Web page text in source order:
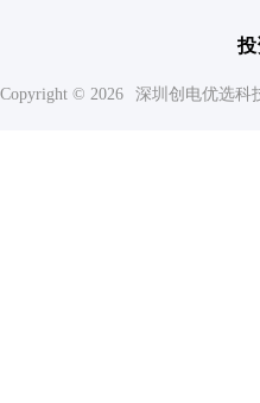
投
Copyright © 2026 深圳创电优选科